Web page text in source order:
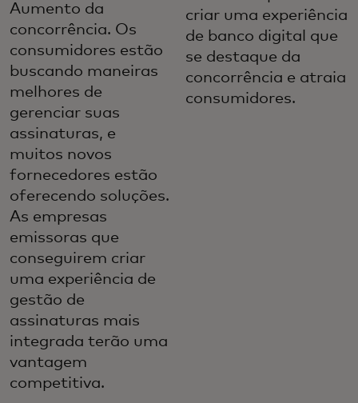
Aumento da
concorrência. Os
consumidores estão
buscando maneiras
melhores de
gerenciar suas
assinaturas, e
muitos novos
fornecedores estão
oferecendo soluções.
As empresas
emissoras que
conseguirem criar
uma experiência de
gestão de
assinaturas mais
integrada terão uma
vantagem
competitiva.
criar uma experiência
de banco digital que
se destaque da
concorrência e atraia
consumidores.